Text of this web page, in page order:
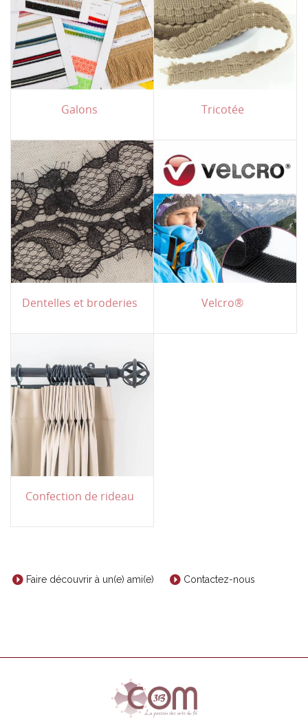
Galons Tricotée
Dentelles et broderies Velcro®
Confection de rideau
Faire découvrir à un(e) ami(e) Contactez-nous